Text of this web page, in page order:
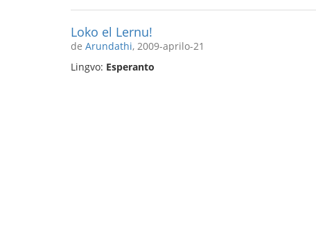
Loko el Lernu!
de Arundathi, 2009-aprilo-21
Lingvo: Esperanto